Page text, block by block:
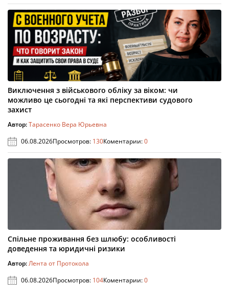
Виключення з військового обліку за віком: чи
можливо це сьогодні та які перспективи судового
захист
Автор:Тарасенко Вера Юрьевна
06.08.2026Просмотров: 130Коментарии:0
Спільне проживання без шлюбу: особливості
доведення та юридичні ризики
Автор:Лента от Протокола
06.08.2026Просмотров: 104Коментарии:0